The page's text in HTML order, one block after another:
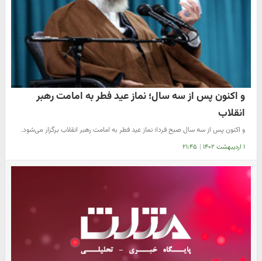
و اکنون پس از سه سال؛ نماز عید فطر به امامت رهبر
انقلاب
و اکنون پس از سه سال صبح فردا؛ نماز عید فطر به امامت رهبر انقلاب برگزار می‌شود.
۱ اردیبهشت ۱۴۰۲ | ۲۱:۴۵